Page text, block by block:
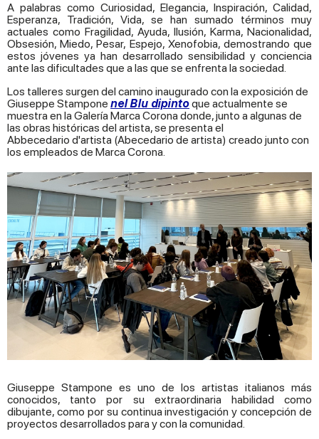
A palabras como Curiosidad, Elegancia, Inspiración, Calidad,
Esperanza, Tradición, Vida, se han sumado términos muy
actuales como Fragilidad, Ayuda, Ilusión, Karma, Nacionalidad,
Obsesión, Miedo, Pesar, Espejo, Xenofobia, demostrando que
estos jóvenes ya han desarrollado sensibilidad y conciencia
ante las dificultades que a las que se enfrenta la sociedad.
Los talleres surgen del camino inaugurado con la exposición de
Giuseppe Stampone nel Blu dipintoque actualmente se
muestra en la Galería Marca Corona donde, junto a algunas de
las obras históricas del artista, se presenta el
Abbecedario d'artista (Abecedario de artista) creado junto con
los empleados de Marca Corona.
Giuseppe Stampone es uno de los artistas italianos más
conocidos, tanto por su extraordinaria habilidad como
dibujante, como por su continua investigación y concepción de
proyectos desarrollados para y con la comunidad.